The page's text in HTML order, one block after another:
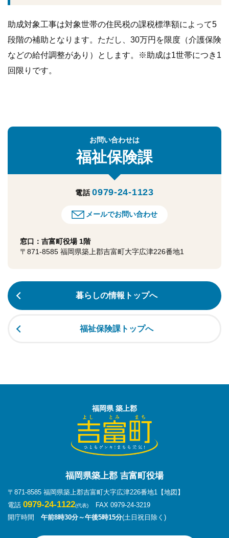
助成対象工事は対象世帯の住民税の課税標準額によって5
段階の補助となります。ただし、30万円を限度（介護保険
などの給付調整があり）とします。※助成は1世帯につき1
回限りです。
お問い合わせは
福祉保険課
電話 0979-24-1123
メールでお問い合わせ
窓口：吉富町役場 1階
〒871-8585 福岡県築上郡吉富町大字広津226番地1
暮らしの情報トップへ
福祉保険課トップへ
福岡県 築上郡
福岡県築上郡 吉富町役場
〒871-8585 福岡県築上郡吉富町大字広津226番地1
【地図】
電話 0979-24-1122(代表)
FAX 0979-24-3219
開庁時間 午前8時30分～午後5時15分(土日祝日除く)